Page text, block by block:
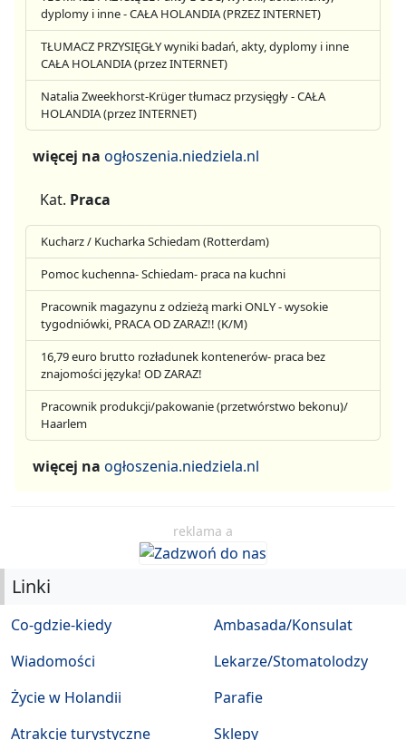
dyplomy i inne - CAŁA HOLANDIA (PRZEZ INTERNET)
TŁUMACZ PRZYSIĘGŁY wyniki badań, akty, dyplomy i inne
CAŁA HOLANDIA (przez INTERNET)
Natalia Zweekhorst-Krüger tłumacz przysięgły - CAŁA
HOLANDIA (przez INTERNET)
więcej na ogłoszenia.niedziela.nl
Kat. Praca
Kucharz / Kucharka Schiedam (Rotterdam)
Pomoc kuchenna- Schiedam- praca na kuchni
Pracownik magazynu z odzieżą marki ONLY - wysokie
tygodniówki, PRACA OD ZARAZ!! (K/M)
16,79 euro brutto rozładunek kontenerów- praca bez
znajomości języka! OD ZARAZ!
Pracownik produkcji/pakowanie (przetwórstwo bekonu)/
Haarlem
więcej na ogłoszenia.niedziela.nl
reklama a
Linki
Co-gdzie-kiedy
Wiadomości
Życie w Holandii
Atrakcje turystyczne
Ambasada/Konsulat
Lekarze/Stomatolodzy
Parafie
Sklepy